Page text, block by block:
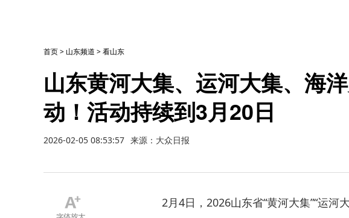
首页> 山东频道 >看山东
山东黄河大集、运河大集、海
动！活动持续到3月20日
2026-02-05 08:53:57 来源：大众日报
2月4日，2026山东省“黄河大集”“运河